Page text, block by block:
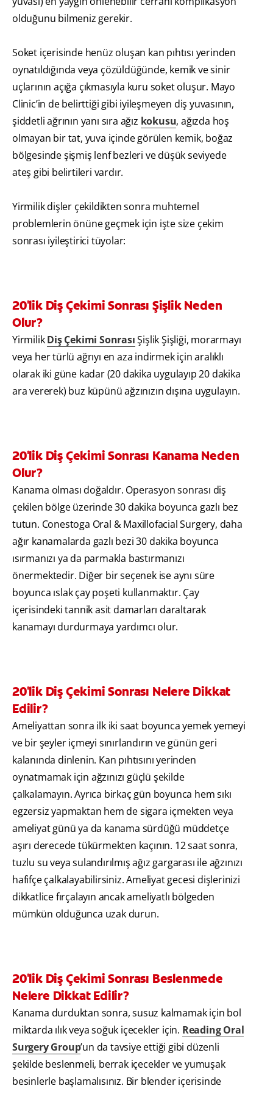
olduğunu bilmeniz gerekir.
Soket içerisinde henüz oluşan kan pıhtısı yerinden
oynatıldığında veya çözüldüğünde, kemik ve sinir
uçlarının açığa çıkmasıyla kuru soket oluşur. Mayo
Clinic’in de belirttiği gibi iyileşmeyen diş yuvasının,
şiddetli ağrının yanı sıra ağız kokusu, ağızda hoş
olmayan bir tat, yuva içinde görülen kemik, boğaz
bölgesinde şişmiş lenf bezleri ve düşük seviyede
ateş gibi belirtileri vardır.
Yirmilik dişler çekildikten sonra muhtemel
problemlerin önüne geçmek için işte size çekim
sonrası iyileştirici tüyolar:
20'lik Diş Çekimi Sonrası Şişlik Neden
Olur?
YirmilikDiş Çekimi SonrasıŞişlik Şişliği, morarmayı
veya her türlü ağrıyı en aza indirmek için aralıklı
olarak iki güne kadar (20 dakika uygulayıp 20 dakika
ara vererek) buz küpünü ağzınızın dışına uygulayın.
20'lik Diş Çekimi Sonrası Kanama Neden
Olur?
Kanama olması doğaldır. Operasyon sonrası diş
çekilen bölge üzerinde 30 dakika boyunca gazlı bez
tutun. Conestoga Oral & Maxillofacial Surgery, daha
ağır kanamalarda gazlı bezi 30 dakika boyunca
ısırmanızı ya da parmakla bastırmanızı
önermektedir. Diğer bir seçenek ise aynı süre
boyunca ıslak çay poşeti kullanmaktır. Çay
içerisindeki tannik asit damarları daraltarak
kanamayı durdurmaya yardımcı olur.
20'lik Diş Çekimi Sonrası Nelere Dikkat
Edilir?
Ameliyattan sonra ilk iki saat boyunca yemek yemeyi
ve bir şeyler içmeyi sınırlandırın ve günün geri
kalanında dinlenin. Kan pıhtısını yerinden
oynatmamak için ağzınızı güçlü şekilde
çalkalamayın. Ayrıca birkaç gün boyunca hem sıkı
egzersiz yapmaktan hem de sigara içmekten veya
ameliyat günü ya da kanama sürdüğü müddetçe
aşırı derecede tükürmekten kaçının. 12 saat sonra,
tuzlu su veya sulandırılmış ağız gargarası ile ağzınızı
hafifçe çalkalayabilirsiniz. Ameliyat gecesi dişlerinizi
dikkatlice fırçalayın ancak ameliyatlı bölgeden
mümkün olduğunca uzak durun.
20'lik Diş Çekimi Sonrası Beslenmede
Nelere Dikkat Edilir?
Kanama durduktan sonra, susuz kalmamak için bol
miktarda ılık veya soğuk içecekler için. Reading Oral
Surgery Group’un da tavsiye ettiği gibi düzenli
şekilde beslenmeli, berrak içecekler ve yumuşak
besinlerle başlamalısınız. Bir blender içerisinde